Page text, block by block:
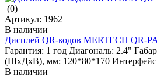
(0)
Артикул: 1962
В наличии
Дисплей QR-кодов MERTECH QR-
Гарантия: 1 год Диагональ: 2.4"
(ШхДхВ), мм: 120*80*170
В наличии